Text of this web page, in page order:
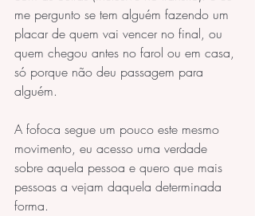
me pergunto se tem alguém fazendo um
placar de quem vai vencer no final, ou
quem chegou antes no farol ou em casa,
só porque não deu passagem para
alguém.
A fofoca segue um pouco este mesmo
movimento, eu acesso uma verdade
sobre aquela pessoa e quero que mais
pessoas a vejam daquela determinada
forma.